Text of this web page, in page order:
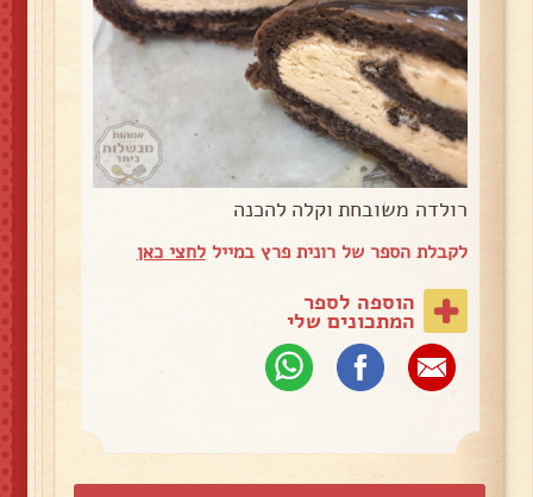
רולדה משובחת וקלה להכנה
לקבלת הספר של רונית פרץ במייללחצי כאן
הוספה לספר
המתכונים שלי